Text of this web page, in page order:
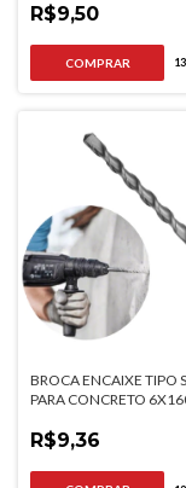
R$9,50
13
BROCA ENCAIXE TIPO
PARA CONCRETO
R$9,36